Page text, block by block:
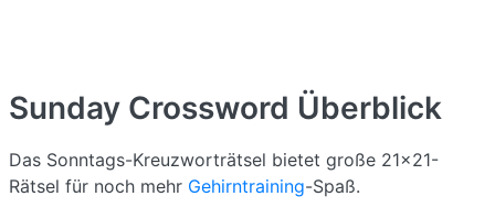
Sunday Crossword Überblick
Das Sonntags-Kreuzworträtsel bietet große 21x21-
Rätsel für noch mehr Gehirntraining-Spaß.